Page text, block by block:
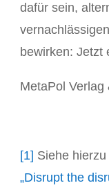
dafür sein,
bewirken: Jetzt
MetaPol Verlag
[1] Siehe
„Disrupt the